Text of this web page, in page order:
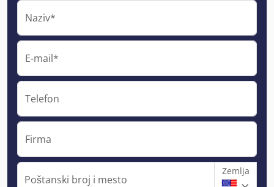
Naziv*
E-mail*
Telefon
Firma
Poštanski broj i mesto
Zemlja